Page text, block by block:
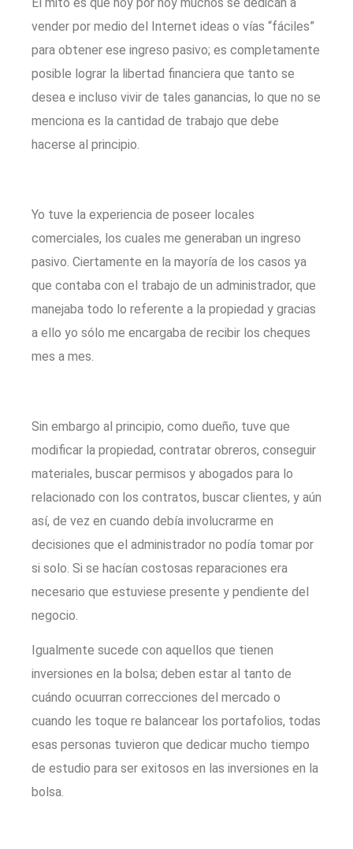
vender por medio del Internet ideas o vías “fáciles”
para obtener ese ingreso pasivo; es completamente
posible lograr la libertad financiera que tanto se
desea e incluso vivir de tales ganancias, lo que no se
menciona es la cantidad de trabajo que debe
hacerse al principio.
Yo tuve la experiencia de poseer locales
comerciales, los cuales me generaban un ingreso
pasivo. Ciertamente en la mayoría de los casos ya
que contaba con el trabajo de un administrador, que
manejaba todo lo referente a la propiedad y gracias
a ello yo sólo me encargaba de recibir los cheques
mes a mes.
Sin embargo al principio, como dueño, tuve que
modificar la propiedad, contratar obreros, conseguir
materiales, buscar permisos y abogados para lo
relacionado con los contratos, buscar clientes, y aún
así, de vez en cuando debía involucrarme en
decisiones que el administrador no podía tomar por
si solo. Si se hacían costosas reparaciones era
necesario que estuviese presente y pendiente del
negocio.
Igualmente sucede con aquellos que tienen
inversiones en la bolsa; deben estar al tanto de
cuándo ocuurran correcciones del mercado o
cuando les toque re balancear los portafolios, todas
esas personas tuvieron que dedicar mucho tiempo
de estudio para ser exitosos en las inversiones en la
bolsa.